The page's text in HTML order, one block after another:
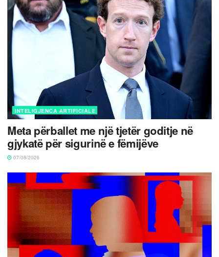
INTELIGJENCA ARTIFICIALE
Meta përballet me një tjetër goditje në
gjykatë për sigurinë e fëmijëve
07/08/2026